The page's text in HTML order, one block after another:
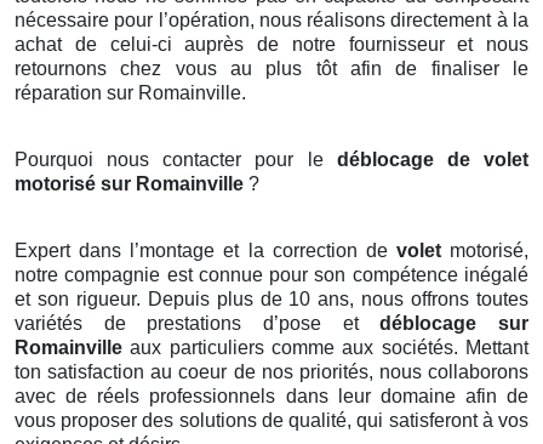
nécessaire pour l’opération, nous réalisons directement à la
achat de celui-ci auprès de notre fournisseur et nous
retournons chez vous au plus tôt afin de finaliser le
réparation sur Romainville.
Pourquoi nous contacter pour le déblocage de volet
motorisé sur Romainville ?
Expert dans l’montage et la correction de voletmotorisé,
notre compagnie est connue pour son compétence inégalé
et son rigueur. Depuis plus de 10 ans, nous offrons toutes
variétés de prestations d’pose etdéblocage sur
Romainville aux particuliers comme aux sociétés. Mettant
ton satisfaction au coeur de nos priorités, nous collaborons
avec de réels professionnels dans leur domaine afin de
vous proposer des solutions de qualité, qui satisferont à vos